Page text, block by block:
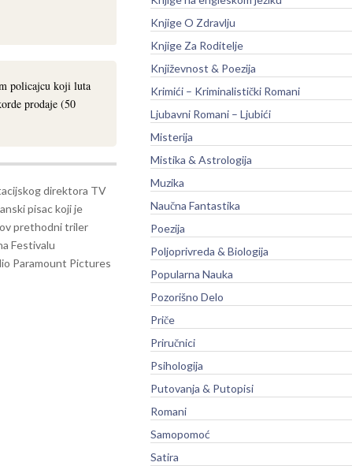
policajcu koji luta
prodaje (50
direktora TV
pisac koji je
prethodni triler
Festivalu
Paramount Pictures
Knjige O Zdravlju
Knjige Za Roditelje
Književnost & Poezija
Krimići – Kriminalistički Romani
Ljubavni Romani – Ljubići
Misterija
Mistika & Astrologija
Muzika
Naučna Fantastika
Poezija
Poljoprivreda & Biologija
Popularna Nauka
Pozorišno Delo
Priče
Priručnici
Psihologija
Putovanja & Putopisi
Romani
Samopomoć
Satira